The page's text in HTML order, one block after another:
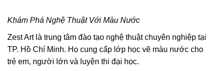
Khám Phá Nghệ Thuật Với Màu Nước
Zest Art là trung tâm đào tạo nghệ thuật chuyên nghiệp tại
TP. Hồ Chí Minh. Họ cung cấp lớp học vẽ màu nước cho
trẻ em, người lớn và luyện thi đại học.